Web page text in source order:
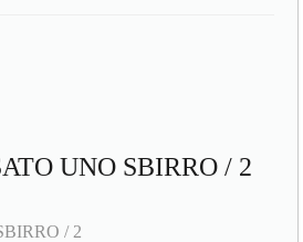
UNO SBIRRO / 2
/ 2